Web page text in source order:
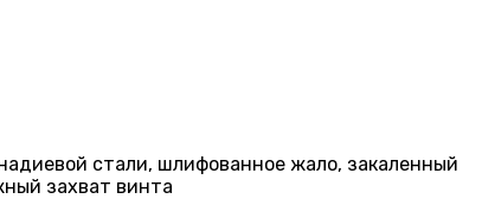
стали, шлифованное жало, закаленный
захват винта